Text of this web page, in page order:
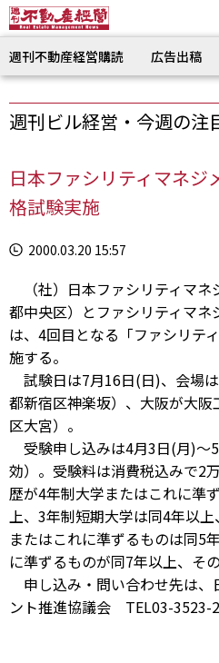
週刊不動産経営購読 広告出稿
週刊ビル経営・今週の注
日本ファシリティマネ
格試験実施
2000.03.20 15:57
（社）日本ファシリティマネ
都中央区）とファシリティマ
は、4回目となる「ファシリテ
施する。
試験日は7月16日(日)、会場
都新宿区神楽坂）、大阪が大
区大宮）。
受験申し込みは4月3日(月)～
効）。受験料は消費税込みで2
歴が4年制大学またはこれに準
上、3年制短期大学は同4年以
またはこれに準ずるものは同5
に準ずるものが同7年以上、そ
申し込み・問い合わせ先は、
ント推進協議会 TEL03-3523-